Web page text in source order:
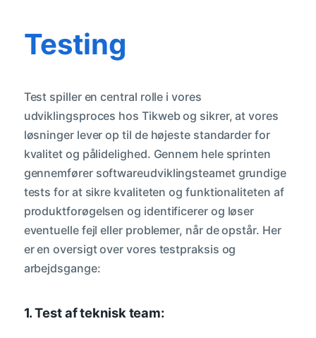
Testing
Test spiller en central rolle i vores
udviklingsproces hos Tikweb og sikrer, at vores
løsninger lever op til de højeste standarder for
kvalitet og pålidelighed. Gennem hele sprinten
gennemfører softwareudviklingsteamet grundige
tests for at sikre kvaliteten og funktionaliteten af
produktforøgelsen og identificerer og løser
eventuelle fejl eller problemer, når de opstår. Her
er en oversigt over vores testpraksis og
arbejdsgange:
1. Test af teknisk team: